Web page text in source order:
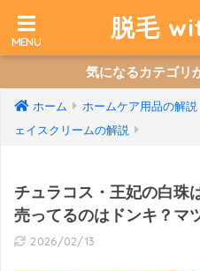
脱毛
気になるカテゴリ
ホーム ホームケア用品の解説
ェイスクリームの解説
チュラコス・王妃の白珠
売ってるのはドンキ？マ
2026/02/13